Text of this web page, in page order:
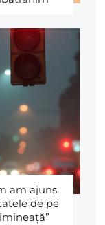
am ajuns
de pe